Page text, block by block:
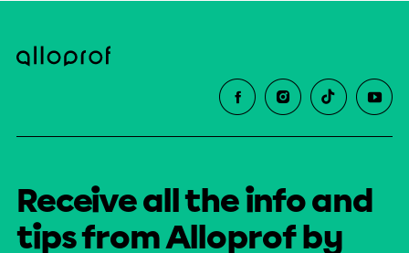
Receive all the info and
tips from Alloprof by